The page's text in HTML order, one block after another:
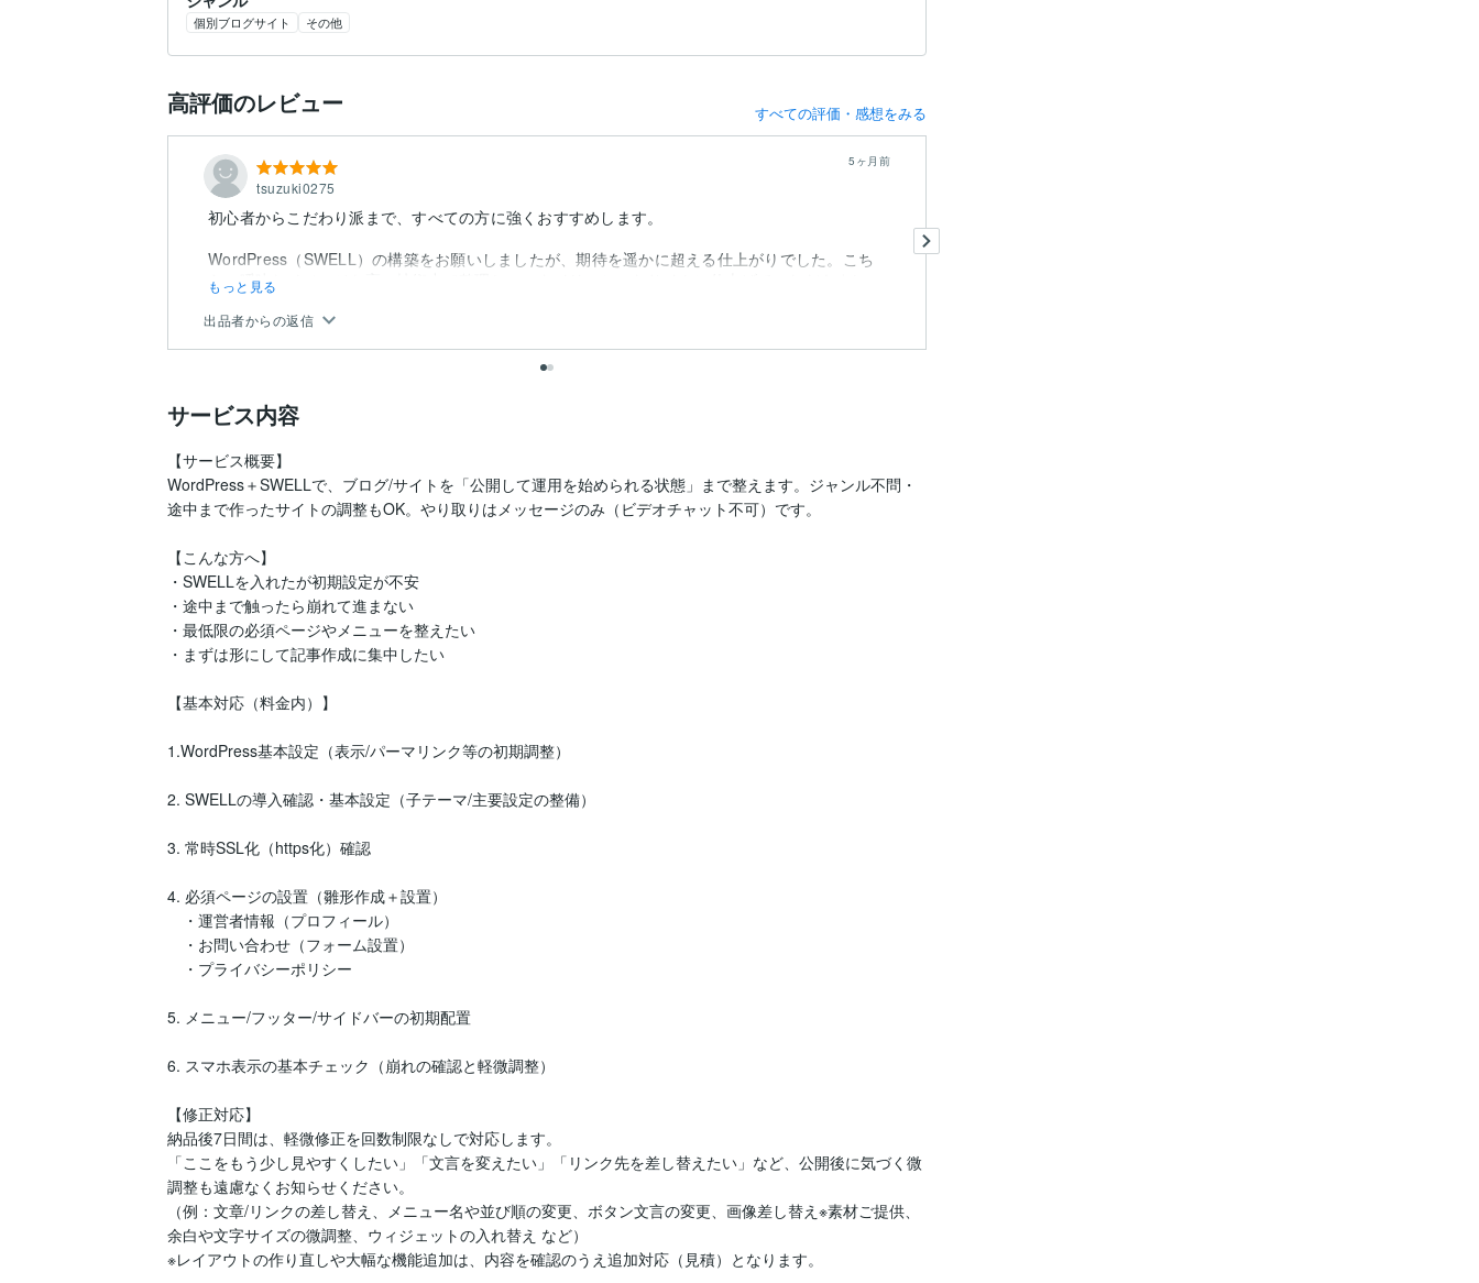
個別ブログサイト その他
高評価のレビュー すべての評価・感想をみる
tsuzuki0275
5ヶ月前
初心者からこだわり派まで、すべての方に強くおすすめします。
WordPress（SWELL）の構築をお願いしましたが、期待を遥かに超える仕上がりでした。こち
らの曖昧なイメージを高い技術力で整理し、スタイリッシュなサイトに仕上げていただきまし
た。
もっと見る
出品者からの返信
サービス内容
【サービス概要】
WordPress＋SWELLで、ブログ/サイトを「公開して運用を始められる状態」まで整えます。ジャンル不問・
途中まで作ったサイトの調整もOK。やり取りはメッセージのみ（ビデオチャット不可）です。
【こんな方へ】
・SWELLを入れたが初期設定が不安
・途中まで触ったら崩れて進まない
・最低限の必須ページやメニューを整えたい
・まずは形にして記事作成に集中したい
【基本対応（料金内）】
1.WordPress基本設定（表示/パーマリンク等の初期調整）
2. SWELLの導入確認・基本設定（子テーマ/主要設定の整備）
3. 常時SSL化（https化）確認
4. 必須ページの設置（雛形作成＋設置）
・運営者情報（プロフィール）
・お問い合わせ（フォーム設置）
・プライバシーポリシー
5. メニュー/フッター/サイドバーの初期配置
6. スマホ表示の基本チェック（崩れの確認と軽微調整）
【修正対応】
納品後7日間は、軽微修正を回数制限なしで対応します。
「ここをもう少し見やすくしたい」「文言を変えたい」「リンク先を差し替えたい」など、公開後に気づく微
調整も遠慮なくお知らせください。
（例：文章/リンクの差し替え、メニュー名や並び順の変更、ボタン文言の変更、画像差し替え※素材ご提供、
余白や文字サイズの微調整、ウィジェットの入れ替え など）
※レイアウトの作り直しや大幅な機能追加は、内容を確認のうえ追加対応（見積）となります。